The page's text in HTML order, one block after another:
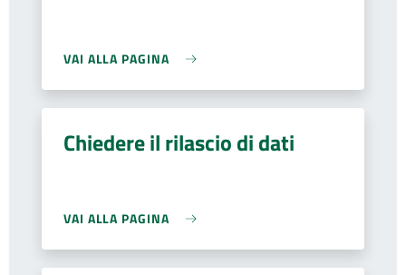
VAI ALLA PAGINA
Chiedere il rilascio di dati
VAI ALLA PAGINA